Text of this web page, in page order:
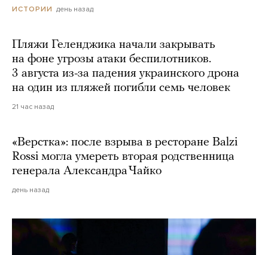
ИСТОРИИ день назад
Пляжи Геленджика начали закрывать
на фоне угрозы атаки беспилотников.
3 августа из-за падения украинского дрона
на один из пляжей погибли семь человек
21 час назад
«Верстка»: после взрыва в ресторане Balzi
Rossi могла умереть вторая родственница
генерала Александра Чайко
день назад